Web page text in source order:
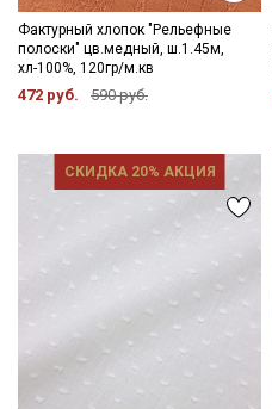
Фактурный хлопок "Рельефные
полоски" цв.медный, ш.1.45м,
хл-100%, 120гр/м.кв
472 руб. 590 руб.
СКИДКА 20% АКЦИЯ